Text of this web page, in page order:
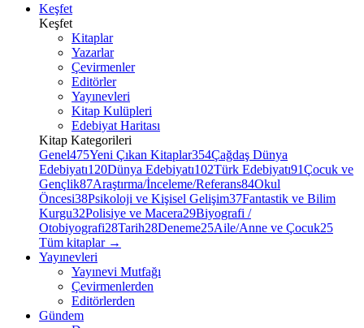
Keşfet
Keşfet
Kitaplar
Yazarlar
Çevirmenler
Editörler
Yayınevleri
Kitap Kulüpleri
Edebiyat Haritası
Kitap Kategorileri
Genel475Yeni Çıkan Kitaplar354Çağdaş Dünya
Edebiyatı120Dünya Edebiyatı102Türk Edebiyatı91Çocuk ve
Gençlik87Araştırma/İnceleme/Referans84Okul
Öncesi38Psikoloji ve Kişisel Gelişim37Fantastik ve Bilim
Kurgu32Polisiye ve Macera29Biyografi /
Otobiyografi28Tarih28Deneme25Aile/Anne ve Çocuk25
Tüm kitaplar →
Yayınevleri
Yayınevi Mutfağı
Çevirmenlerden
Editörlerden
Gündem